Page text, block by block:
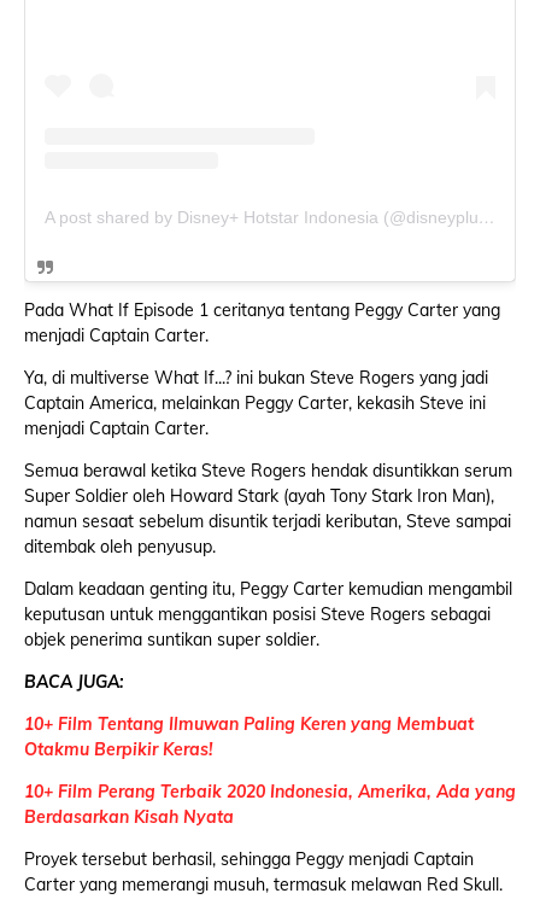
A post shared by Disney+ Hotstar Indonesia (@disneyplushotstarid)
Pada What If Episode 1 ceritanya tentang Peggy Carter yang
menjadi Captain Carter.
Ya, di multiverse What If...? ini bukan Steve Rogers yang jadi
Captain America, melainkan Peggy Carter, kekasih Steve ini
menjadi Captain Carter.
Semua berawal ketika Steve Rogers hendak disuntikkan serum
Super Soldier oleh Howard Stark (ayah Tony Stark Iron Man),
namun sesaat sebelum disuntik terjadi keributan, Steve sampai
ditembak oleh penyusup.
Dalam keadaan genting itu, Peggy Carter kemudian mengambil
keputusan untuk menggantikan posisi Steve Rogers sebagai
objek penerima suntikan super soldier.
BACA JUGA:
10+ Film Tentang Ilmuwan Paling Keren yang Membuat
Otakmu Berpikir Keras!
10+ Film Perang Terbaik 2020 Indonesia, Amerika, Ada yang
Berdasarkan Kisah Nyata
Proyek tersebut berhasil, sehingga Peggy menjadi Captain
Carter yang memerangi musuh, termasuk melawan Red Skull.